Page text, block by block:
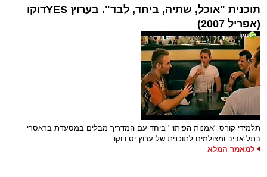
תוכנית "אוכל, שתיה, ביחד, לבד". בערוץ YESדוקו
(אפריל 2007)
תלמידי קורס "אמנות הפיתוי" ביחד עם המדריך מבלים במסעדת בראסרי
בתל אביב ומצולמים לתוכנית של ערוץ יס דוקו.
למאמר המלא